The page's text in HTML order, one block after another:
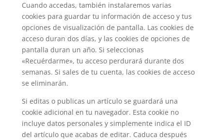
Cuando accedas, también instalaremos varias
cookies para guardar tu información de acceso y tus
opciones de visualización de pantalla. Las cookies de
acceso duran dos días, y las cookies de opciones de
pantalla duran un año. Si seleccionas
«Recuérdarme», tu acceso perdurará durante dos
semanas. Si sales de tu cuenta, las cookies de acceso
se eliminarán.
Si editas o publicas un artículo se guardará una
cookie adicional en tu navegador. Esta cookie no
incluye datos personales y simplemente indica el ID
del artículo que acabas de editar. Caduca después